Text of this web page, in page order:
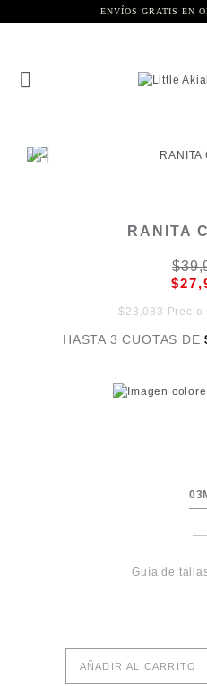
ENVÍOS GRATIS EN
RANITA
$23,083 Precio
HASTA 3 CUOTAS DE
Guía de
AÑADIR AL CARRITO